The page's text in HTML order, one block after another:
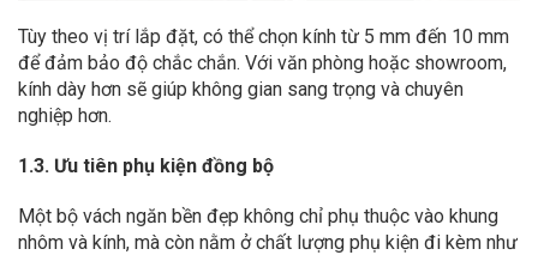
Tùy theo vị trí lắp đặt, có thể chọn kính từ 5 mm đến 10 mm
để đảm bảo độ chắc chắn. Với văn phòng hoặc showroom,
kính dày hơn sẽ giúp không gian sang trọng và chuyên
nghiệp hơn.
1.3. Ưu tiên phụ kiện đồng bộ
Một bộ vách ngăn bền đẹp không chỉ phụ thuộc vào khung
nhôm và kính, mà còn nằm ở chất lượng phụ kiện đi kèm như